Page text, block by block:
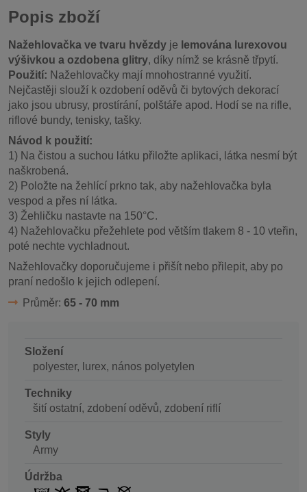
Popis zboží
Nažehlovačka ve tvaru hvězdy je lemována lurexovou
výšivkou a ozdobena glitry, díky nímž se krásně třpytí.
Použití: Nažehlovačky mají mnohostranné využití.
Nejčastěji slouží k ozdobení oděvů či bytových dekorací
jako jsou ubrusy, prostírání, polštáře apod. Hodí se na rifle,
riflové bundy, tenisky, tašky.
Návod k použití:
1) Na čistou a suchou látku přiložte aplikaci, látka nesmí být
naškrobená.
2) Položte na žehlící prkno tak, aby nažehlovačka byla
vespod a přes ní látka.
3) Žehličku nastavte na 150°C.
4) Nažehlovačku přežehlete pod větším tlakem 8 - 10 vteřin,
poté nechte vychladnout.
Nažehlovačky doporučujeme i přišít nebo přilepit, aby po
praní nedošlo k jejich odlepení.
Průměr: 65 - 70 mm
Složení
polyester, lurex, nános polyetylen
Techniky
šití ostatní, zdobení oděvů, zdobení riflí
Styly
Army
Údržba